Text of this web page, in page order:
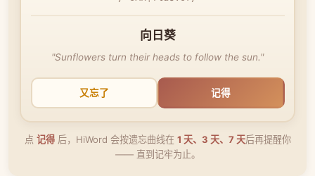
向日葵
"Sunflowers turn their heads to follow the sun."
又忘了 记得
点 记得后，HiWord 会按遗忘曲线在 1 天、3 天、7 天后再提醒你
—— 直到记牢为止。